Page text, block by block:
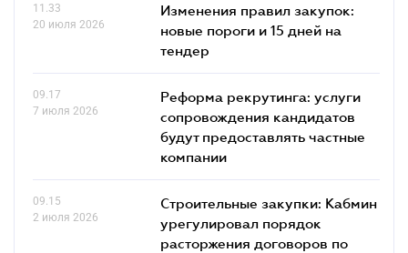
11.33
20 июля 2026
Изменения правил закупок:
новые пороги и 15 дней на
тендер
09.17
7 июля 2026
Реформа рекрутинга: услуги
сопровождения кандидатов
будут предоставлять частные
компании
09.15
2 июля 2026
Строительные закупки: Кабмин
урегулировал порядок
расторжения договоров по